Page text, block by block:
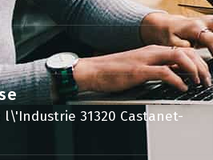
l\'Industrie 31320 Castanet-